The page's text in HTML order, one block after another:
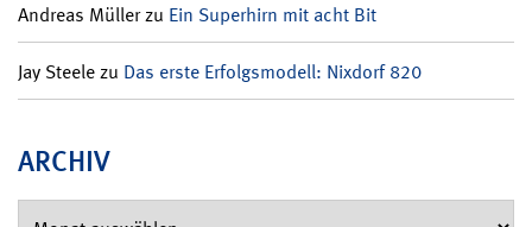
Andreas Müllerzu Ein Superhirn mit acht Bit
Jay Steelezu Das erste Erfolgsmodell: Nixdorf 820
ARCHIV